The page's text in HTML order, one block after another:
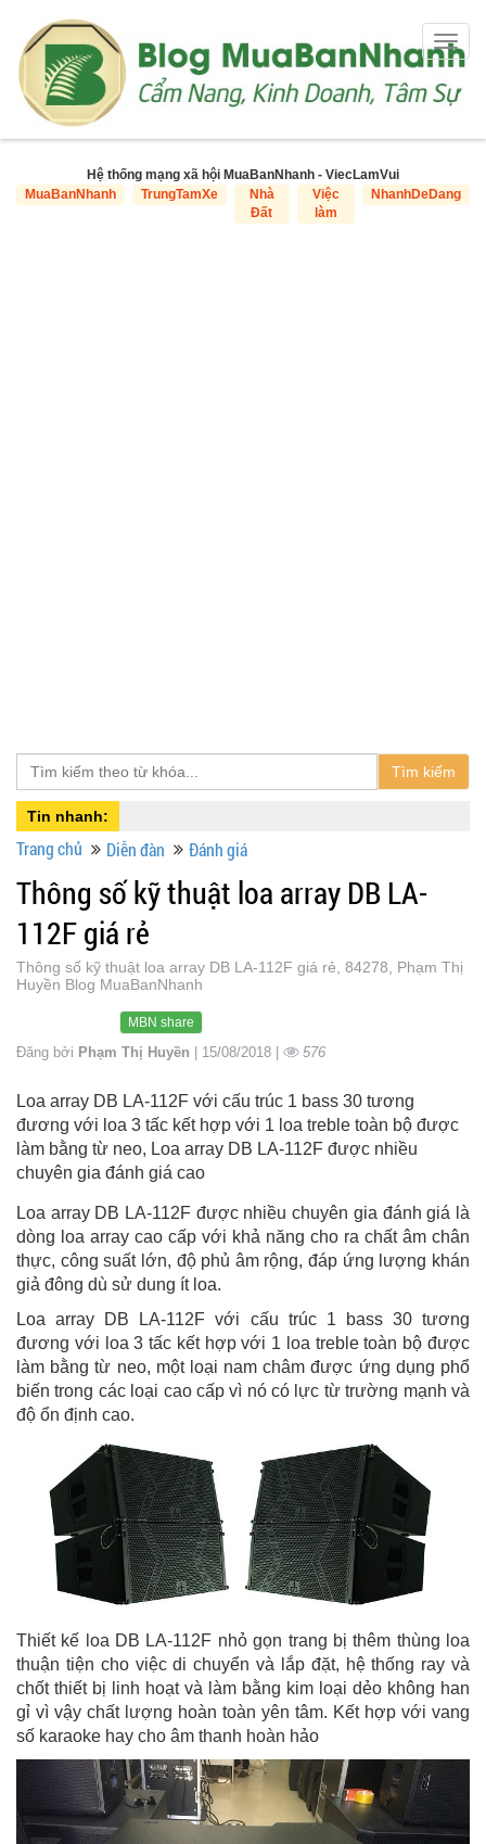
Hệ thống mạng xã hội MuaBanNhanh - ViecLamVui
MuaBanNhanh
TrungTamXe
Nhà
Đất
Việc
làm
NhanhDeDang
Tìm kiếm
Tin nhanh:
Trang chủ Diễn đàn Đánh giá
Thông số kỹ thuật loa array DB LA-
112F giá rẻ
Thông số kỹ thuật loa array DB LA-112F giá rẻ, 84278, Phạm Thị
Huyền Blog MuaBanNhanh
MBN share
Đăng bởi Phạm Thị Huyền | 15/08/2018 | 576
Loa array DB LA-112F với cấu trúc 1 bass 30 tương
đương với loa 3 tấc kết hợp với 1 loa treble toàn bộ được
làm bằng từ neo, Loa array DB LA-112F được nhiều
chuyên gia đánh giá cao
Loa array DB LA-112F được nhiều chuyên gia đánh giá là
dòng loa array cao cấp với khả năng cho ra chất âm chân
thực, công suất lớn, độ phủ âm rộng, đáp ứng lượng khán
giả đông dù sử dung ít loa.
Loa array DB LA-112F với cấu trúc 1 bass 30 tương
đương với loa 3 tấc kết hợp với 1 loa treble toàn bộ được
làm bằng từ neo, một loại nam châm được ứng dụng phổ
biến trong các loại cao cấp vì nó có lực từ trường mạnh và
độ ổn định cao.
Thiết kế loa DB LA-112F nhỏ gọn trang bị thêm thùng loa
thuận tiện cho việc di chuyển và lắp đặt, hệ thống ray và
chốt thiết bị linh hoạt và làm bằng kim loại dẻo không han
gỉ vì vậy chất lượng hoàn toàn yên tâm. Kết hợp với vang
số karaoke hay cho âm thanh hoàn hảo